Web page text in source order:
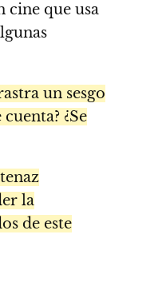
cine que usa
un sesgo
¿Se
la
de este